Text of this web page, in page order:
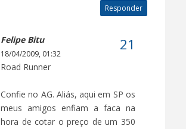
Responder
Felipe Bitu
18/04/2009, 01:32
Road Runner
Confie no AG. Aliás, aqui em SP os
meus amigos enfiam a faca na
hora de cotar o preço de um 350